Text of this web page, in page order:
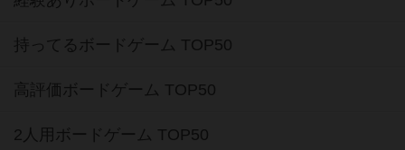
持ってるボードゲーム TOP50
高評価ボードゲーム TOP50
2人用ボードゲーム TOP50